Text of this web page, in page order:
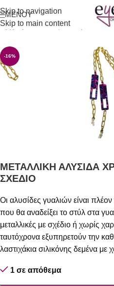
Skip to navigation
Skip to main content
ΜΕΝΟΎ
Αρχική σελίδα/Αξεσουάρ
-16%
ΜΕΤΑΛΛΙΚΗ ΑΛΥΣΙΔΑ
ΣΧΕΔΙΟ
Οι αλυσίδες γυαλιών είναι
που θα αναδείξει το στύλ στα
μεταλλικές με σχέδιο ή χωρίς
ταυτόχρονα εξυπηρετούν την
λαστιχάκια σιλικόνης δεμένα με
1 σε απόθεμα